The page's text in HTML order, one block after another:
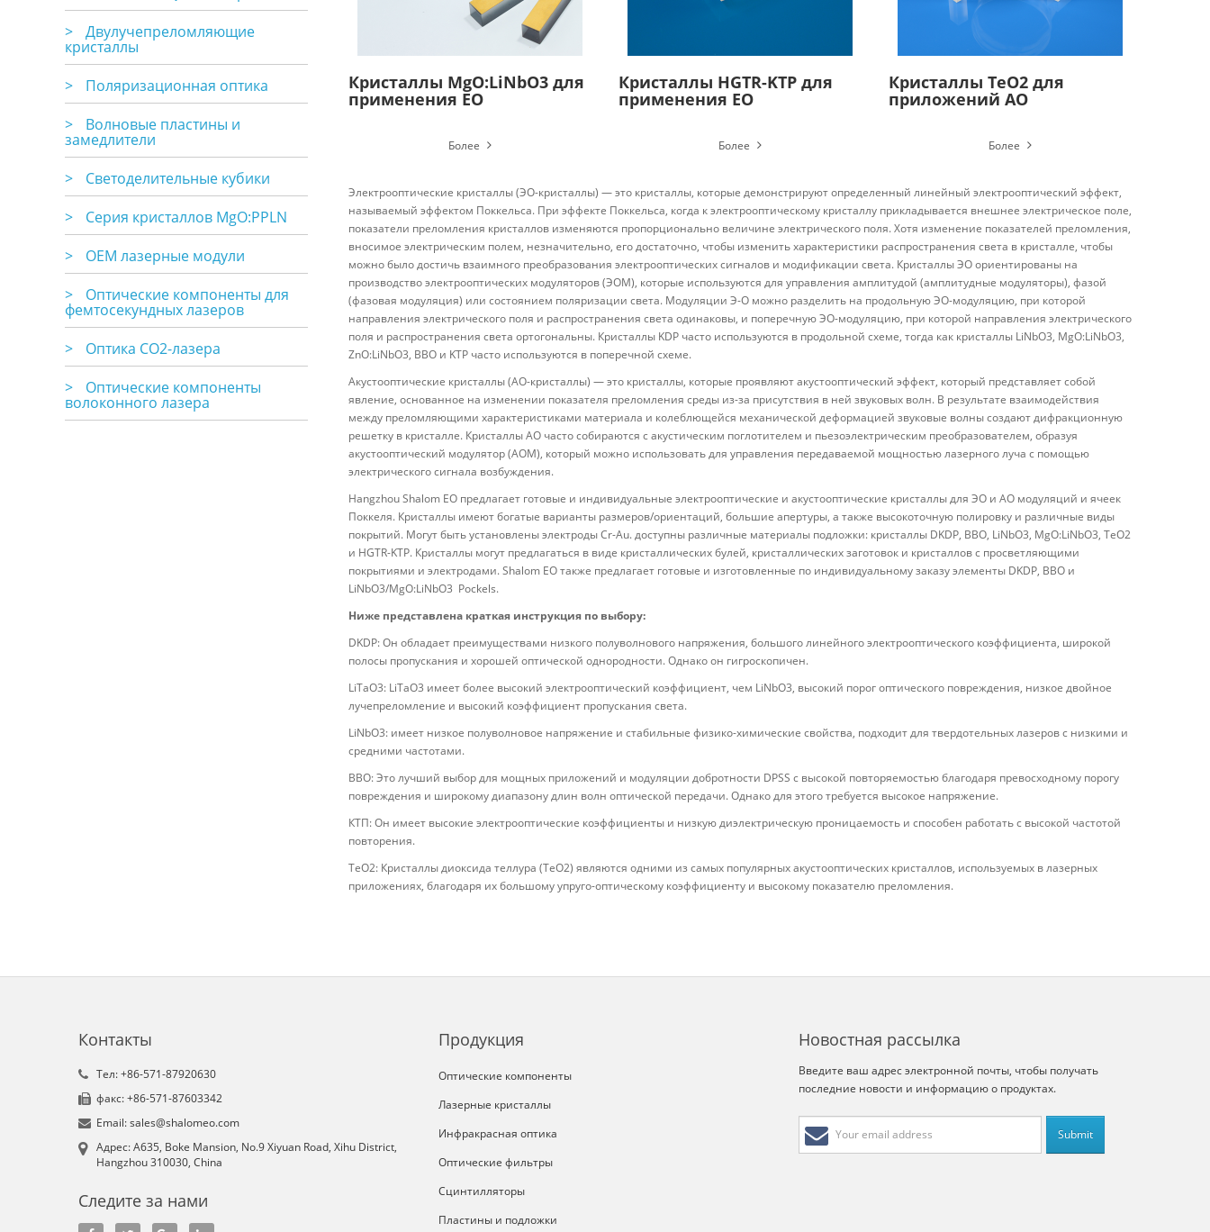
>
Двулучепреломляющие
кристаллы
>
Поляризационная оптика
>
Волновые пластины и
замедлители
>
Светоделительные кубики
>
Серия кристаллов MgO:PPLN
>
OEM лазерные модули
>
Оптические компоненты для
фемтосекундных лазеров
>
Оптика CO2-лазера
>
Оптические компоненты
волоконного лазера
Кристаллы MgO:LiNbO3 для
применения EO
Более
Кристаллы HGTR-KTP для
применения EO
Более
Кристаллы TeO2 для
приложений АО
Более
Электрооптические кристаллы (ЭО-кристаллы) — это кристаллы, которые демонстрируют определенный линейный электрооптический эффект,
называемый эффектом Поккельса. При эффекте Поккельса, когда к электрооптическому кристаллу прикладывается внешнее электрическое поле,
показатели преломления кристаллов изменяются пропорционально величине электрического поля. Хотя изменение показателей преломления,
вносимое электрическим полем, незначительно, его достаточно, чтобы изменить характеристики распространения света в кристалле, чтобы
можно было достичь взаимного преобразования электрооптических сигналов и модификации света. Кристаллы ЭО ориентированы на
производство электрооптических модуляторов (ЭОМ), которые используются для управления амплитудой (амплитудные модуляторы), фазой
(фазовая модуляция) или состоянием поляризации света. Модуляции Э-О можно разделить на продольную ЭО-модуляцию, при которой
направления электрического поля и распространения света одинаковы, и поперечную ЭО-модуляцию, при которой направления электрического
поля и распространения света ортогональны. Кристаллы KDP часто используются в продольной схеме, тогда как кристаллы LiNbO3, MgO:LiNbO3,
ZnO:LiNbO3, BBO и KTP часто используются в поперечной схеме.
Акустооптические кристаллы (АО-кристаллы) — это кристаллы, которые проявляют акустооптический эффект, который представляет собой
явление, основанное на изменении показателя преломления среды из-за присутствия в ней звуковых волн. В результате взаимодействия
между преломляющими характеристиками материала и колеблющейся механической деформацией звуковые волны создают дифракционную
решетку в кристалле. Кристаллы АО часто собираются с акустическим поглотителем и пьезоэлектрическим преобразователем, образуя
акустооптический модулятор (АОМ), который можно использовать для управления передаваемой мощностью лазерного луча с помощью
электрического сигнала возбуждения.
Hangzhou Shalom EO предлагает готовые и индивидуальные электрооптические и акустооптические кристаллы для ЭО и АО модуляций и ячеек
Поккеля. Кристаллы имеют богатые варианты размеров/ориентаций, большие апертуры, а также высокоточную полировку и различные виды
покрытий. Могут быть установлены электроды Cr-Au. доступны различные материалы подложки: кристаллы DKDP, BBO, LiNbO3, MgO:LiNbO3, TeO2
и HGTR-KTP. Кристаллы могут предлагаться в виде кристаллических булей, кристаллических заготовок и кристаллов с просветляющими
покрытиями и электродами. Shalom EO также предлагает готовые и изготовленные по индивидуальному заказу элементы DKDP, BBO и
LiNbO3/MgO:LiNbO3 Pockels.
Ниже представлена ​​краткая инструкция по выбору:
DKDP: Он обладает преимуществами низкого полуволнового напряжения, большого линейного электрооптического коэффициента, широкой
полосы пропускания и хорошей оптической однородности. Однако он гигроскопичен.
LiTaO3: LiTaO3 имеет более высокий электрооптический коэффициент, чем LiNbO3, высокий порог оптического повреждения, низкое двойное
лучепреломление и высокий коэффициент пропускания света.
LiNbO3: имеет низкое полуволновое напряжение и стабильные физико-химические свойства, подходит для твердотельных лазеров с низкими и
средними частотами.
BBO: Это лучший выбор для мощных приложений и модуляции добротности DPSS с высокой повторяемостью благодаря превосходному порогу
повреждения и широкому диапазону длин волн оптической передачи. Однако для этого требуется высокое напряжение.
КТП: Он имеет высокие электрооптические коэффициенты и низкую диэлектрическую проницаемость и способен работать с высокой частотой
повторения.
TeO2: Кристаллы диоксида теллура (TeO2) являются одними из самых популярных акустооптических кристаллов, используемых в лазерных
приложениях, благодаря их большому упруго-оптическому коэффициенту и высокому показателю преломления.
Контакты
Tел: +86-571-87920630
факс: +86-571-87603342
Email: sales@shalomeo.com
Aдрес: A635, Boke Mansion, No.9 Xiyuan Road, Xihu District,
Hangzhou 310030, China
Следите за нами
Продукция
Оптические компоненты
Лазерные кристаллы
Инфракрасная оптика
Оптические фильтры
Сцинтилляторы
Пластины и подложки
Новостная рассылка
Введите ваш адрес электронной почты, чтобы получать
последние новости и информацию о продуктах.